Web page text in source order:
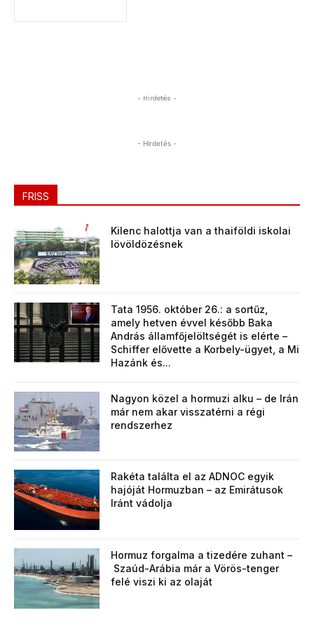
- Hirdetés -
- Hirdetés -
FRISS
Kilenc halottja van a thaiföldi iskolai
lövöldözésnek
Tata 1956. október 26.: a sortűz,
amely hetven évvel később Baka
András államfőjelöltségét is elérte –
Schiffer elővette a Korbely-ügyet, a Mi
Hazánk és...
Nagyon közel a hormuzi alku – de Irán
már nem akar visszatérni a régi
rendszerhez
Rakéta találta el az ADNOC egyik
hajóját Hormuzban – az Emirátusok
Iránt vádolja
Hormuz forgalma a tizedére zuhant –
Szaúd-Arábia már a Vörös-tenger
felé viszi ki az olaját